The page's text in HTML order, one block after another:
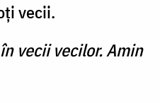
vecii.
vecii vecilor. Amin